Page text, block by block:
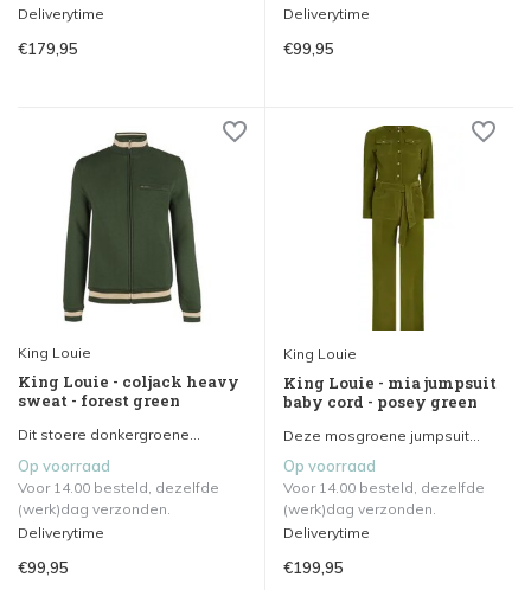
Deliverytime
€179,95
Deliverytime
€99,95
King Louie
King Louie - coljack heavy
sweat - forest green
Dit stoere donkergroene...
Op voorraad
Voor 14.00 besteld, dezelfde
(werk)dag verzonden.
Deliverytime
€99,95
King Louie
King Louie - mia jumpsuit
baby cord - posey green
Deze mosgroene jumpsuit...
Op voorraad
Voor 14.00 besteld, dezelfde
(werk)dag verzonden.
Deliverytime
€199,95